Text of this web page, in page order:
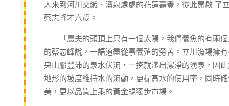
人來到河川交織、湧泉處處的花蓮壽豐，從此開啟 了
蔡志峰才六歲。
「農夫的頭頂上只有一個太陽，我們養魚的有兩個
的蔡志峰說，一語道盡從事養殖的勞苦。立川漁場擁
央山脈豐沛的泉水伏流，一挖就滲出潔淨的湧泉，因
地形的坡度維持水的流動，更提高水的使用率，同時
美，更以品質上乘的黃金蜆獨步市場。